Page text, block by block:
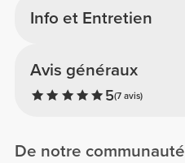
Info et Entretien
Avis généraux
5(7 avis)
De notre communauté